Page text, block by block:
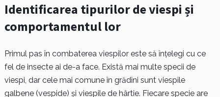
Identificarea tipurilor de viespi și
comportamentul lor
Primul pas în combaterea viespilor este să înțelegi cu ce
fel de insecte ai de-a face. Există mai multe specii de
viespi, dar cele mai comune în grădini sunt viespile
galbene (vespide) și viespile de hârtie. Fiecare specie are